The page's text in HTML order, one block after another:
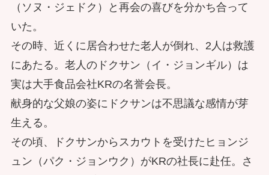
（ソヌ・ジェドク）と再会の喜びを分かち合って
いた。
その時、近くに居合わせた老人が倒れ、2人は救護
にあたる。老人のドクサン（イ・ジョンギル）は
実は大手食品会社KRの名誉会長。
献身的な父娘の姿にドクサンは不思議な感情が芽
生える。
その頃、ドクサンからスカウトを受けたヒョンジ
ュン（パク・ジョンウク）がKRの社長に赴任。さ